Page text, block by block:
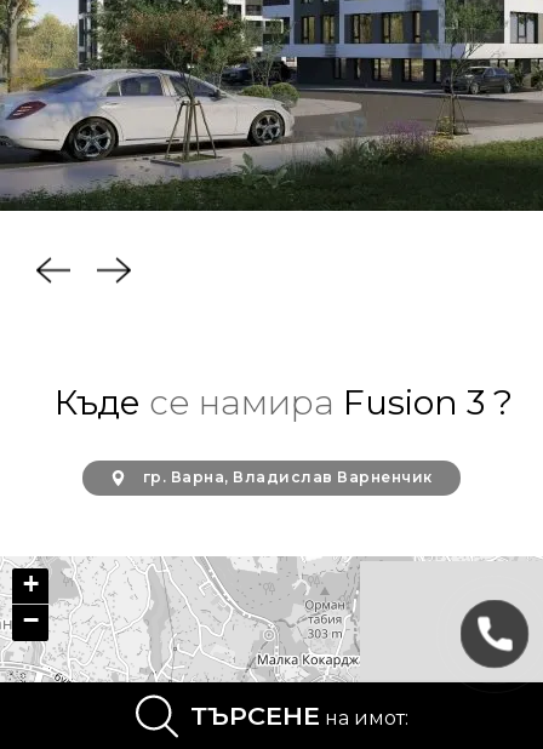
Къде се намира Fusion 3 ?
гр. Варна, Владислав Варненчик
+
−
ТЪРСЕНЕ на имот: